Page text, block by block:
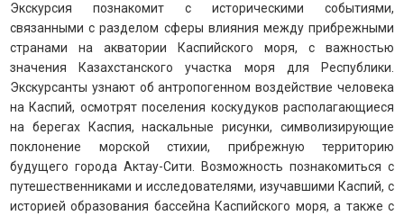
Экскурсия познакомит с историческими событиями,
связанными с разделом сферы влияния между прибрежными
странами на акватории Каспийского моря, с важностью
значения Казахстанского участка моря для Республики.
Экскурсанты узнают об антропогенном воздействие человека
на Каспий, осмотрят поселения коскудуков располагающиеся
на берегах Каспия, наскальные рисунки, символизирующие
поклонение морской стихии, прибрежную территорию
будущего города Актау-Сити. Возможность познакомиться с
путешественниками и исследователями, изучавшими Каспий, с
историей образования бассейна Каспийского моря, а также с